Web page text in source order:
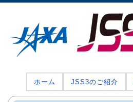
ホーム JSS3のご紹介